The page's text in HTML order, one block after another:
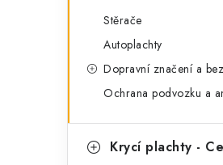
Stěrače
Autoplachty
Dopravní značení a
Ochrana podvozku a
Krycí plachty -